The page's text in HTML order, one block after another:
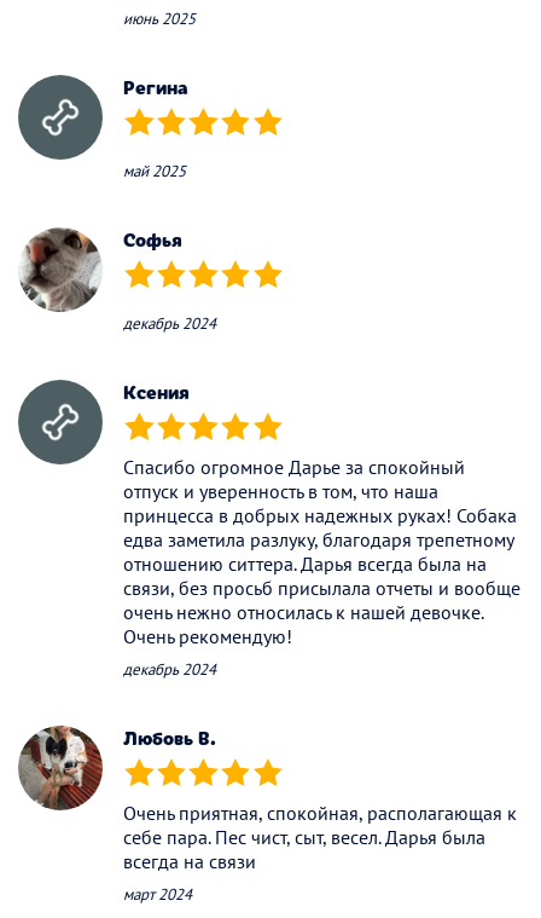
июнь 2025
Регина
(*) (*) (*) (*) (*)
май 2025
Софья
(*) (*) (*) (*) (*)
декабрь 2024
Ксения
(*) (*) (*) (*) (*)
Спасибо огромное Дарье за спокойный
отпуск и уверенность в том, что наша
принцесса в добрых надежных руках! Собака
едва заметила разлуку, благодаря трепетному
отношению ситтера. Дарья всегда была на
связи, без просьб присылала отчеты и вообще
очень нежно относилась к нашей девочке.
Очень рекомендую!
декабрь 2024
Любовь В.
(*) (*) (*) (*) (*)
Очень приятная, спокойная, располагающая к
себе пара. Пес чист, сыт, весел. Дарья была
всегда на связи
март 2024